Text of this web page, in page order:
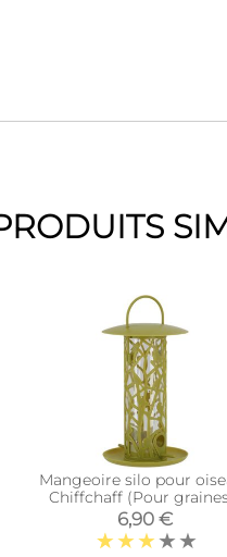
Mangeoire silo pour
Chiffchaff (Pour
plateau + perchoir)
6,90 €